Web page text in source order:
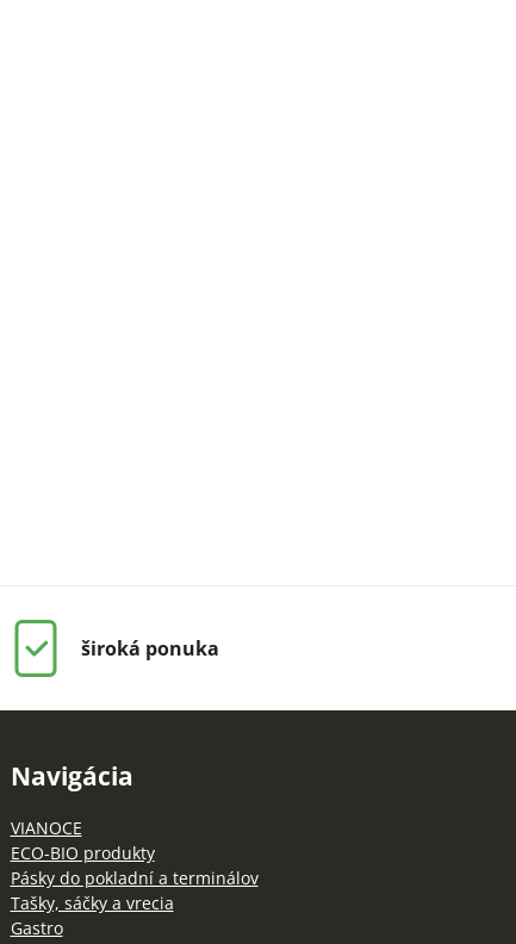
široká ponuka
Navigácia
VIANOCE
ECO-BIO produkty
Pásky do pokladní a terminálov
Tašky, sáčky a vrecia
Gastro